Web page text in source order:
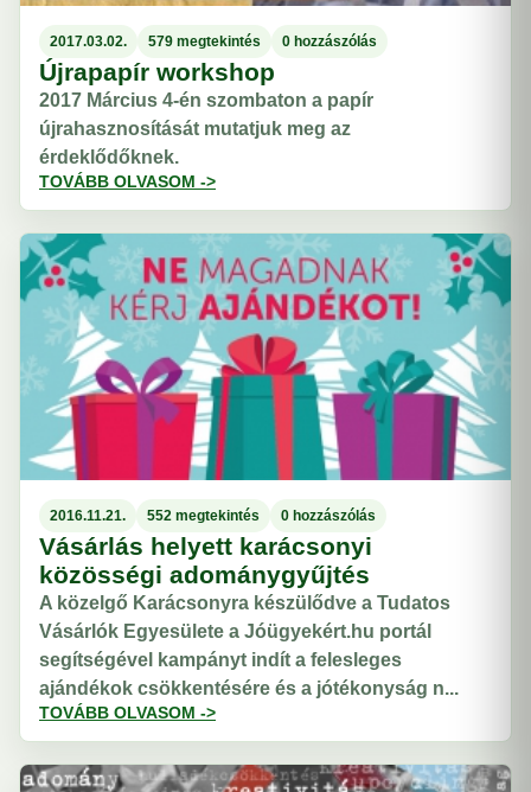
2017.03.02. 579 megtekintés 0 hozzászólás
Újrapapír workshop
2017 Március 4-én szombaton a papír
újrahasznosítását mutatjuk meg az
érdeklődőknek.
TOVÁBB OLVASOM ->
2016.11.21. 552 megtekintés 0 hozzászólás
Vásárlás helyett karácsonyi
közösségi adománygyűjtés
A közelgő Karácsonyra készülődve a Tudatos
Vásárlók Egyesülete a Jóügyekért.hu portál
segítségével kampányt indít a felesleges
ajándékok csökkentésére és a jótékonyság n...
TOVÁBB OLVASOM ->